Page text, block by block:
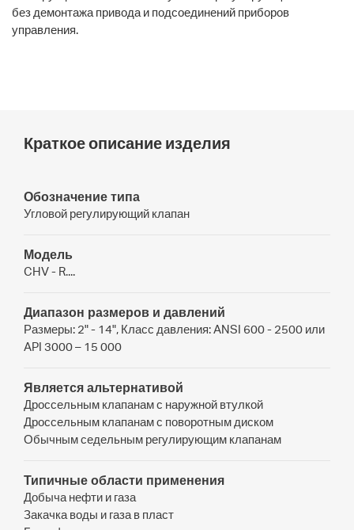
без демонтажа привода и подсоединений приборов
управления.
Краткое описание изделия
Обозначение типа
Угловой регулирующий клапан
Модель
CHV - R....
Диапазон размеров и давлений
Размеры: 2" - 14", Класс давления: ANSI 600 - 2500 или
API 3000 – 15 000
Является альтернативой
Дроссельным клапанам с наружной втулкой
Дроссельным клапанам с поворотным диском
Обычным седельным регулирующим клапанам
Типичные области применения
Добыча нефти и газа
Закачка воды и газа в пласт